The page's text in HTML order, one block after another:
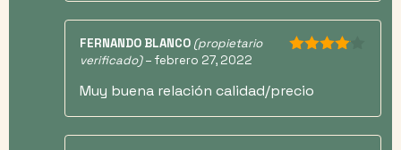
FERNANDO BLANCO (propietario
verificado) – febrero 27, 2022
Muy buena relación calidad/precio